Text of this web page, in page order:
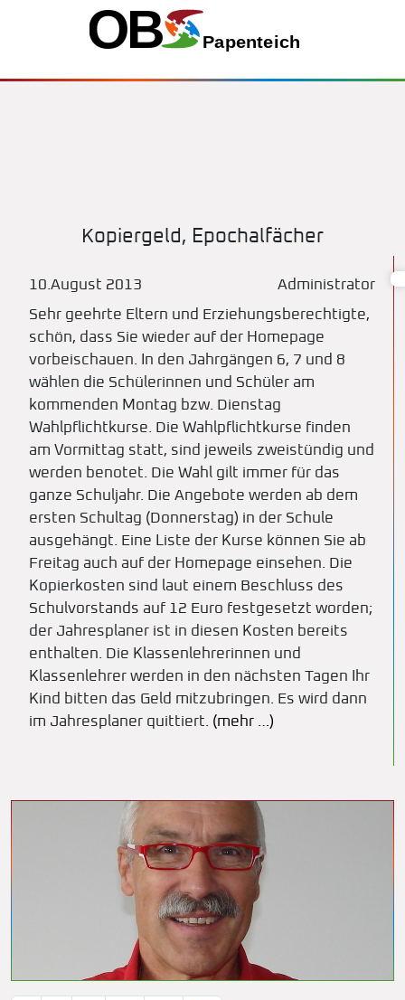
Kopiergeld, Epochalfächer
10.August 2013
Administrator
Sehr geehrte Eltern und Erziehungsberechtigte,
schön, dass Sie wieder auf der Homepage
vorbeischauen. In den Jahrgängen 6, 7 und 8
wählen die Schülerinnen und Schüler am
kommenden Montag bzw. Dienstag
Wahlpflichtkurse. Die Wahlpflichtkurse finden
am Vormittag statt, sind jeweils zweistündig und
werden benotet. Die Wahl gilt immer für das
ganze Schuljahr. Die Angebote werden ab dem
ersten Schultag (Donnerstag) in der Schule
ausgehängt. Eine Liste der Kurse können Sie ab
Freitag auch auf der Homepage einsehen. Die
Kopierkosten sind laut einem Beschluss des
Schulvorstands auf 12 Euro festgesetzt worden;
der Jahresplaner ist in diesen Kosten bereits
enthalten. Die Klassenlehrerinnen und
Klassenlehrer werden in den nächsten Tagen Ihr
Kind bitten das Geld mitzubringen. Es wird dann
im Jahresplaner quittiert. (mehr …)